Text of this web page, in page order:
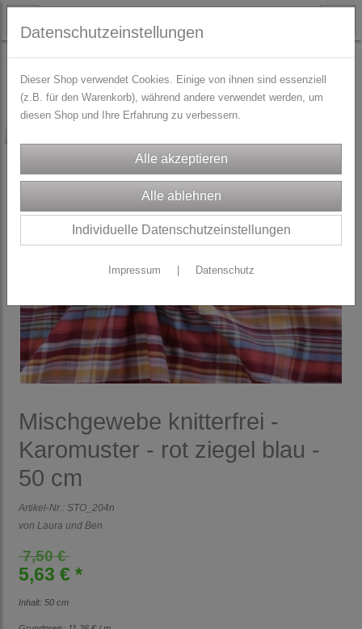
STOFFE Baumwoll-Webware
Mischgewebe knitterfrei -
Karomuster - rot ziegel blau -
50 cm
Artikel-Nr.: STO_204n
von Laura und Ben
7,50 €
5,63 € *
Inhalt: 50 cm
Datenschutzeinstellungen
Dieser Shop verwendet Cookies. Einige von ihnen sind essenziell
(z.B. für den Warenkorb), während andere verwendet werden, um
diesen Shop und Ihre Erfahrung zu verbessern.
Individuelle Datenschutzeinstellungen
Impressum Datenschutz